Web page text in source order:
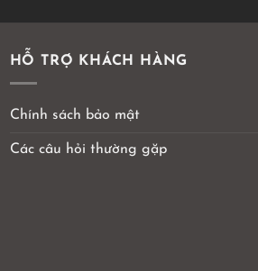
HỖ TRỢ KHÁCH HÀNG
Chính sách bảo mật
Các câu hỏi thường gặp